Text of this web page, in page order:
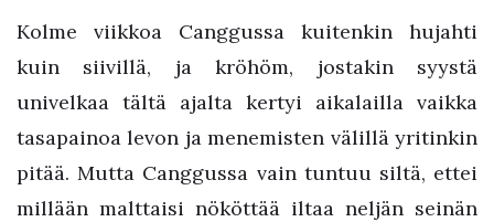
Kolme viikkoa Canggussa kuitenkin hujahti
kuin siivillä, ja kröhöm, jostakin syystä
univelkaa tältä ajalta kertyi aikalailla vaikka
tasapainoa levon ja menemisten välillä yritinkin
pitää. Mutta Canggussa vain tuntuu siltä, ettei
millään malttaisi nököttää iltaa neljän seinän